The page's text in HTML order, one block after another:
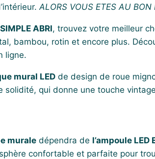
ALORS VOUS ETES AU BON
ABRI, trouvez votre meilleur
bambou, rotin et encore plus.
ligne.
mural LED de design de roue
solidité, qui donne une touche
murale dépendra de l’ampoule LED
confortable et parfaite pour